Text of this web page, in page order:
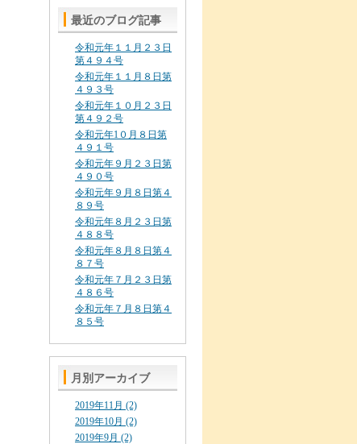
最近のブログ記事
令和元年１１月２３日
第４９４号
令和元年１１月８日第
４９３号
令和元年１０月２３日
第４９２号
令和元年1０月８日第
４９１号
令和元年９月２３日第
４９０号
令和元年９月８日第４
８９号
令和元年８月２３日第
４８８号
令和元年８月８日第４
８７号
令和元年７月２３日第
４８６号
令和元年７月８日第４
８５号
月別アーカイブ
2019年11月 (2)
2019年10月 (2)
2019年9月 (2)